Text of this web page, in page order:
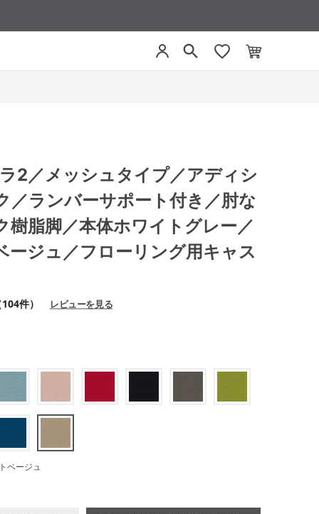
2／メッシュタイプ／アディシ
／ランバーサポート付き／肘な
樹脂脚／本体ホワイトグレー／
ージュ／フローリング用キャス
104件） レビューを見る
ベージュ